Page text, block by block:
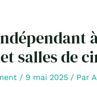
salles de
/ 9 mai 2025 / Par